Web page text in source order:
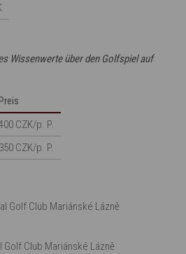
Wissenwerte über den Golfspiel auf
Preis
CZK/p. P.
350 CZK/p. P.
Golf Club Mariánské Lázně
Golf Club Mariánské Lázně